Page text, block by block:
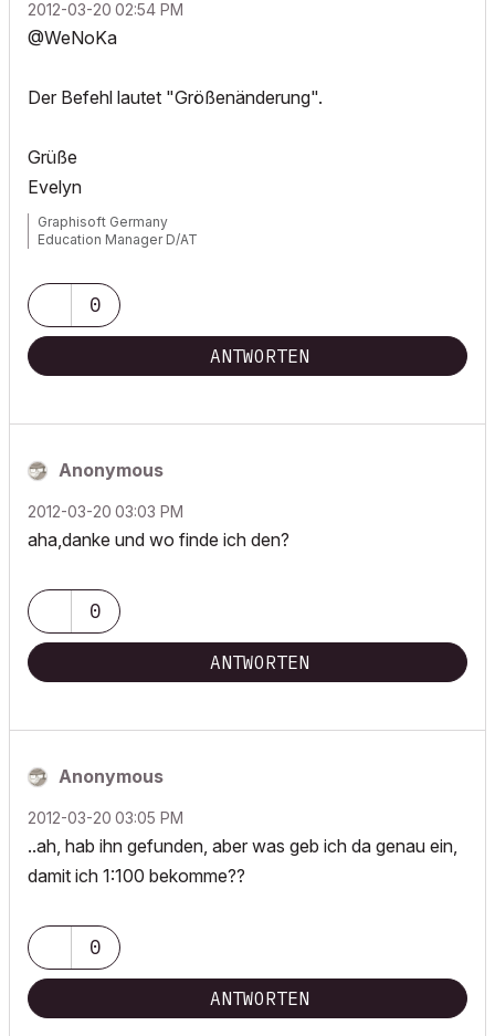
‎2012-03-20 02:54 PM
@WeNoKa
Der Befehl lautet "Größenänderung".
Grüße
Evelyn
Graphisoft Germany
Education Manager D/AT
0
ANTWORTEN
Anonymous
‎2012-03-20 03:03 PM
aha,danke und wo finde ich den?
0
ANTWORTEN
Anonymous
‎2012-03-20 03:05 PM
..ah, hab ihn gefunden, aber was geb ich da genau ein,
damit ich 1:100 bekomme??
0
ANTWORTEN